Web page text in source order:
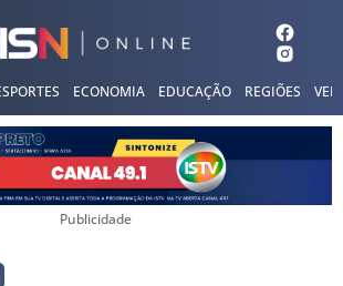
ECONOMIA EDUCAÇÃO REGIÕES
Publicidade